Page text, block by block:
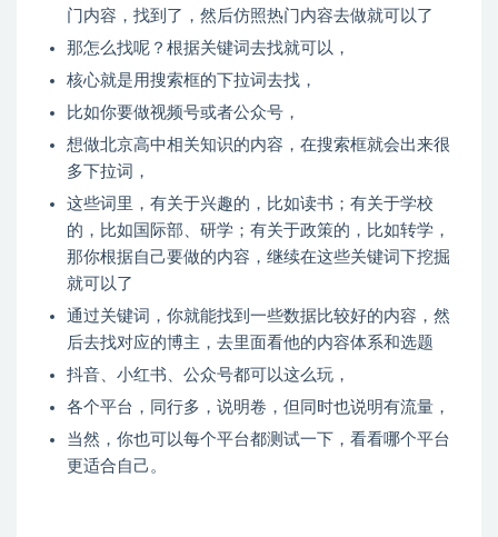
门内容，找到了，然后仿照热门内容去做就可以了
那怎么找呢？根据关键词去找就可以，
核心就是用搜索框的下拉词去找，
比如你要做视频号或者公众号，
想做北京高中相关知识的内容，在搜索框就会出来很
多下拉词，
这些词里，有关于兴趣的，比如读书；有关于学校
的，比如国际部、研学；有关于政策的，比如转学，
那你根据自己要做的内容，继续在这些关键词下挖掘
就可以了
通过关键词，你就能找到一些数据比较好的内容，然
后去找对应的博主，去里面看他的内容体系和选题
抖音、小红书、公众号都可以这么玩，
各个平台，同行多，说明卷，但同时也说明有流量，
当然，你也可以每个平台都测试一下，看看哪个平台
更适合自己。